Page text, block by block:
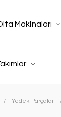
Makinaları
Yedek Parçalar